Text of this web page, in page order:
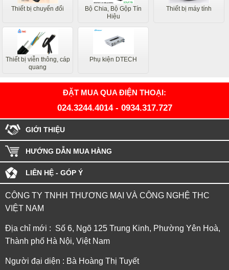
Thiết bị chuyển đổi
Bộ Chia, Bộ Gộp Tín
Hiệu
Thiết bị máy tính
Thiết bị viễn thông, cáp
quang
Phụ kiện DTECH
ĐẶT MUA QUA ĐIỆN THOẠI:
024.3244.4014- 0934.317.727
GIỚI THIỆU
HƯỚNG DẪN MUA HÀNG
LIÊN HỆ - GÓP Ý
CÔNG TY TNHH THƯƠNG MẠI VÀ CÔNG NGHỆ THC
VIỆT NAM
Địa chỉ mới : Số 6, Ngõ 125 Trung Kinh, Phường Yên Hoà,
Thành phố Hà Nội, Việt Nam
Người đại diện : Bà Hoàng Thị Tuyết